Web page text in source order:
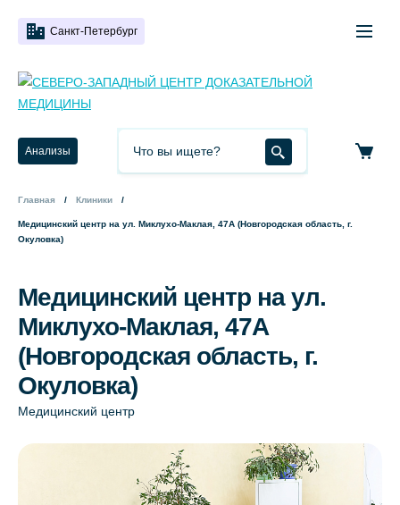
Санкт-Петербург
Анализы
Главная Клиники
Медицинский центр на ул. Миклухо-Маклая, 47А (Новгородская область, г.
Окуловка)
Медицинский центр на ул.
Миклухо-Маклая, 47А
(Новгородская область, г.
Окуловка)
Медицинский центр